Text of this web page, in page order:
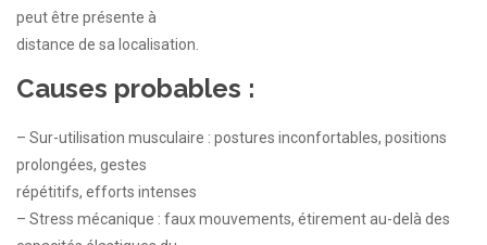
peut être présente à
distance de sa localisation.
Causes probables :
– Sur-utilisation musculaire : postures inconfortables, positions
prolongées, gestes
répétitifs, efforts intenses
– Stress mécanique : faux mouvements, étirement au-delà des